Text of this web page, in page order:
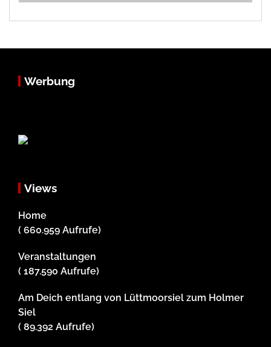
Werbung
Views
Home
( 660.959 Aufrufe)
Veranstaltungen
( 187.590 Aufrufe)
Am Deich entlang von Lüttmoorsiel zum Holmer
Siel
( 89.392 Aufrufe)